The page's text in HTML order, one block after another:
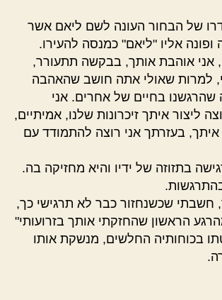
של הבחור העונה לשם ליאם אשר
אליו "ליאם" כמנסה להעירו.
אני אוהבת אותך, בבקשה תתעורר,
למרות שאולי אתה חושב שהאהבה
בחיים של אחרים. אני
ליצור איתך זיכרונות שלנו, אמיתיים,
איתך, בעזרתך אני רוצה להתמודד עם
בתזוזה של ידיו והיא מחזיקה בה.
חשבתי שכשנחזור כבר לא תרגישי כך,
הראשון שהחזקתי אותך בזרועותי"
בכוחותיה החלשים, מנשקת אותו